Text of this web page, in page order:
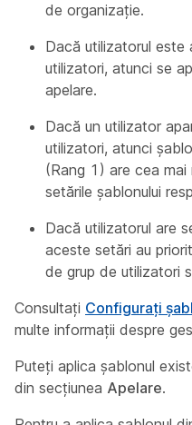
de organizație.
Dacă utilizatorul este
utilizatori, atunci se
apelare.
Dacă un utilizator
utilizatori, atunci
(Rang 1) are cea mai
setările șablonului
Dacă utilizatorul are
aceste setări au
de grup de utilizatori
Consultați Configurați
multe informații despre
Puteți aplica șablonul
din secțiunea Apelare.